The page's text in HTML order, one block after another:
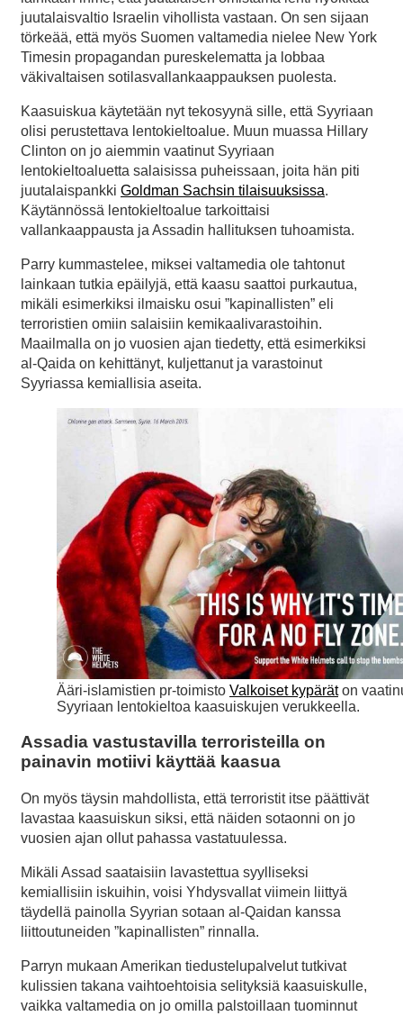
juutalaisvaltio Israelin vihollista vastaan. On sen sijaan
törkeää, että myös Suomen valtamedia nielee New York
Timesin propagandan pureskelematta ja lobbaa
väkivaltaisen sotilasvallankaappauksen puolesta.
Kaasuiskua käytetään nyt tekosyynä sille, että Syyriaan
olisi perustettava lentokieltoalue. Muun muassa Hillary
Clinton on jo aiemmin vaatinut Syyriaan
lentokieltoaluetta salaisissa puheissaan, joita hän piti
juutalaispankki Goldman Sachsin tilaisuuksissa.
Käytännössä lentokieltoalue tarkoittaisi
vallankaappausta ja Assadin hallituksen tuhoamista.
Parry kummastelee, miksei valtamedia ole tahtonut
lainkaan tutkia epäilyjä, että kaasu saattoi purkautua,
mikäli esimerkiksi ilmaisku osui ”kapinallisten” eli
terroristien omiin salaisiin kemikaalivarastoihin.
Maailmalla on jo vuosien ajan tiedetty, että esimerkiksi
al-Qaida on kehittänyt, kuljettanut ja varastoinut
Syyriassa kemiallisia aseita.
Ääri-islamistien pr-toimisto Valkoiset kypäräton
Syyriaan lentokieltoa kaasuiskujen verukkeella.
Assadia vastustavilla terroristeilla on
painavin motiivi käyttää kaasua
On myös täysin mahdollista, että terroristit itse päättivät
lavastaa kaasuiskun siksi, että näiden sotaonni on jo
vuosien ajan ollut pahassa vastatuulessa.
Mikäli Assad saataisiin lavastettua syylliseksi
kemiallisiin iskuihin, voisi Yhdysvallat viimein liittyä
täydellä painolla Syyrian sotaan al-Qaidan kanssa
liittoutuneiden ”kapinallisten” rinnalla.
Parryn mukaan Amerikan tiedustelupalvelut tutkivat
kulissien takana vaihtoehtoisia selityksiä kaasuiskulle,
vaikka valtamedia on jo omilla palstoillaan tuominnut